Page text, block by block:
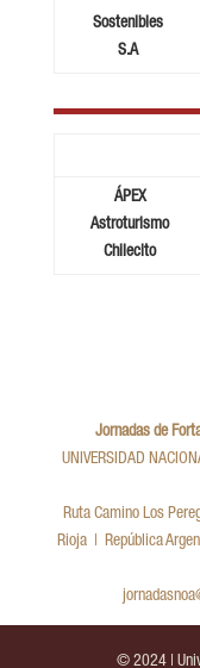
Sostenibles
S.A
ÁPEX
Astroturismo
Chilecito
Jornadas de
UNIVERSIDAD
Ruta Camino Los
Rioja | República
© 2024 |